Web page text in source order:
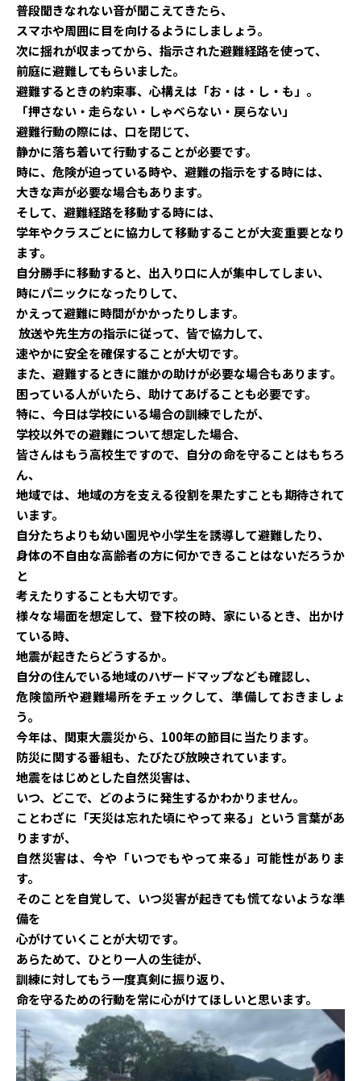
普段聞きなれない音が聞こえてきたら、
スマホや周囲に目を向けるようにしましょう。
次に揺れが収まってから、指示された避難経路を使って、
前庭に避難してもらいました。
避難するときの約束事、心構えは「お・は・し・も」。
「押さない・走らない・しゃべらない・戻らない」
避難行動の際には、口を閉じて、
静かに落ち着いて行動することが必要です。
時に、危険が迫っている時や、避難の指示をする時には、
大きな声が必要な場合もあります。
そして、避難経路を移動する時には、
学年やクラスごとに協力して移動することが大変重要となり
ます。
自分勝手に移動すると、出入り口に人が集中してしまい、
時にパニックになったりして、
かえって避難に時間がかかったりします。
放送や先生方の指示に従って、皆で協力して、
速やかに安全を確保することが大切です。
また、避難するときに誰かの助けが必要な場合もあります。
困っている人がいたら、助けてあげることも必要です。
特に、今日は学校にいる場合の訓練でしたが、
学校以外での避難について想定した場合、
皆さんはもう高校生ですので、自分の命を守ることはもちろ
ん、
地域では、地域の方を支える役割を果たすことも期待されて
います。
自分たちよりも幼い園児や小学生を誘導して避難したり、
身体の不自由な高齢者の方に何かできることはないだろうか
と
考えたりすることも大切です。
様々な場面を想定して、登下校の時、家にいるとき、出かけ
ている時、
地震が起きたらどうするか。
自分の住んでいる地域のハザードマップなども確認し、
危険箇所や避難場所をチェックして、準備しておきましょ
う。
今年は、関東大震災から、100年の節目に当たります。
防災に関する番組も、たびたび放映されています。
地震をはじめとした自然災害は、
いつ、どこで、どのように発生するかわかりません。
ことわざに「天災は忘れた頃にやって来る」という言葉があ
りますが、
自然災害は、今や「いつでもやって来る」可能性がありま
す。
そのことを自覚して、いつ災害が起きても慌てないような準
備を
心がけていくことが大切です。
あらためて、ひとり一人の生徒が、
訓練に対してもう一度真剣に振り返り、
命を守るための行動を常に心がけてほしいと思います。